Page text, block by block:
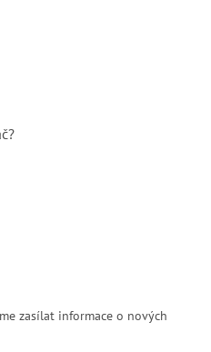
zasílat informace o nových